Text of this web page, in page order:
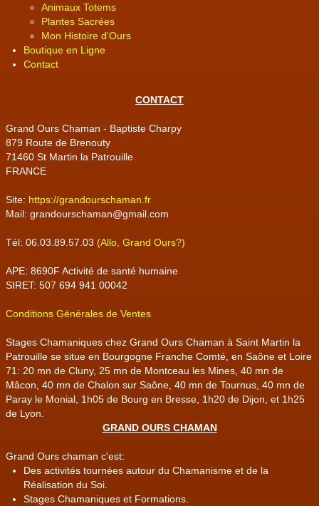
Animaux Totems
Plantes Sacrées
Mon Histoire d'Ours
Boutique en Ligne
Contact
CONTACT
Grand Ours Chaman - Baptiste Charpy
879 Route de Brenouty
71460 St Martin la Patrouille
FRANCE
Site: https://grandourschaman.fr
Mail: grandourschaman@gmail.com
Tél: 06.03.89.57.03 (Allo, Grand Ours?)
APE: 8690F Activité de santé humaine
SIRET: 507 694 941 00042
Conditions Générales de Ventes
Stages Chamaniques chez Grand Ours Chaman à Saint Martin la
Patrouille se situe en Bourgogne Franche Comté, en Saône et Loire
71: 20 mn de Cluny, 25 mn de Montceau les Mines, 40 mn de
Mâcon, 40 mn de Chalon sur Saône, 40 mn de Tournus, 40 mn de
Paray le Monial, 1h05 de Bourg en Bresse, 1h20 de Dijon, et 1h25
de Lyon.
GRAND OURS CHAMAN
Grand Ours chaman c'est:
Des activités tournées autour du Chamanisme et de la
Réalisation du Soi.
Stages Chamaniques et Formations.